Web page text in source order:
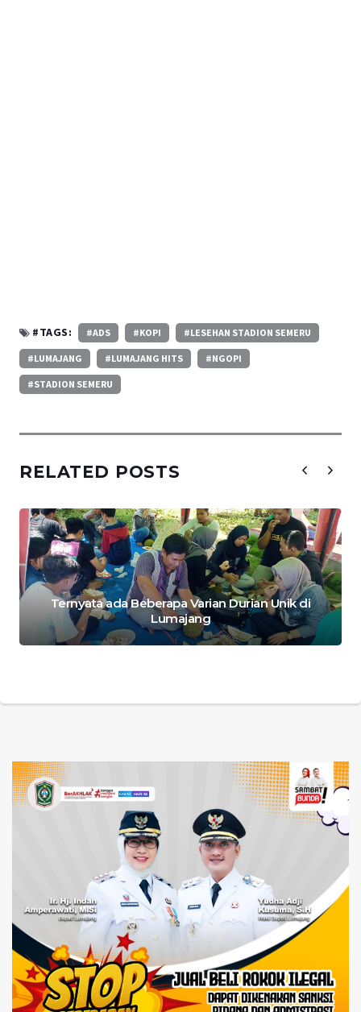
#TAGS: #ADS #KOPI #LESEHAN STADION SEMERU
#LUMAJANG #LUMAJANG HITS #NGOPI
#STADION SEMERU
RELATED POSTS
Ternyata ada Beberapa Varian Durian Unik di
Lumajang